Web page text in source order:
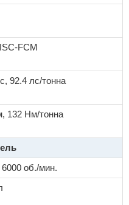
FCM
92.4 лс/тонна
132 Нм/тонна
об./мин.